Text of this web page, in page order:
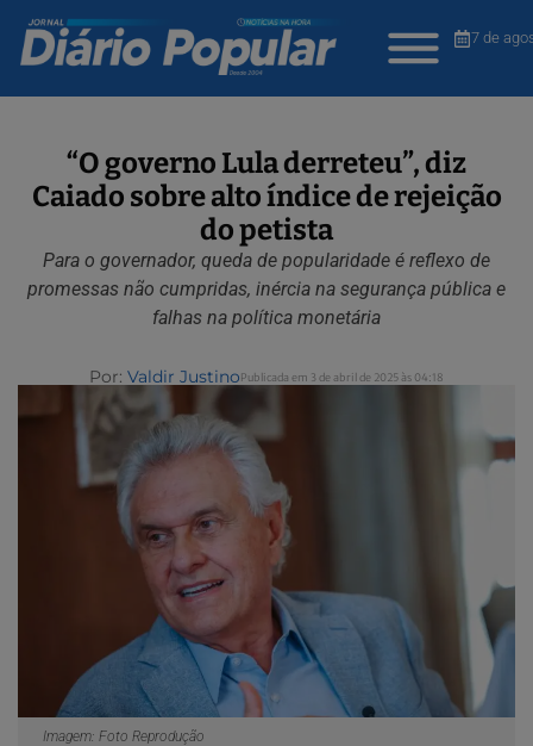
7 de
“O governo Lula derreteu”, diz
Caiado sobre alto índice de rejeição
do petista
Para o governador, queda de popularidade é reflexo de
promessas não cumpridas, inércia na segurança pública e
falhas na política monetária
Por: Valdir JustinoPublicada em 3 de abril de 2025 às 04:18
Imagem: Foto Reprodução